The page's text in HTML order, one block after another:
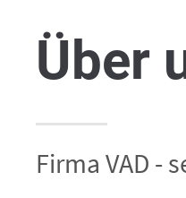
Über
Firma VAD -